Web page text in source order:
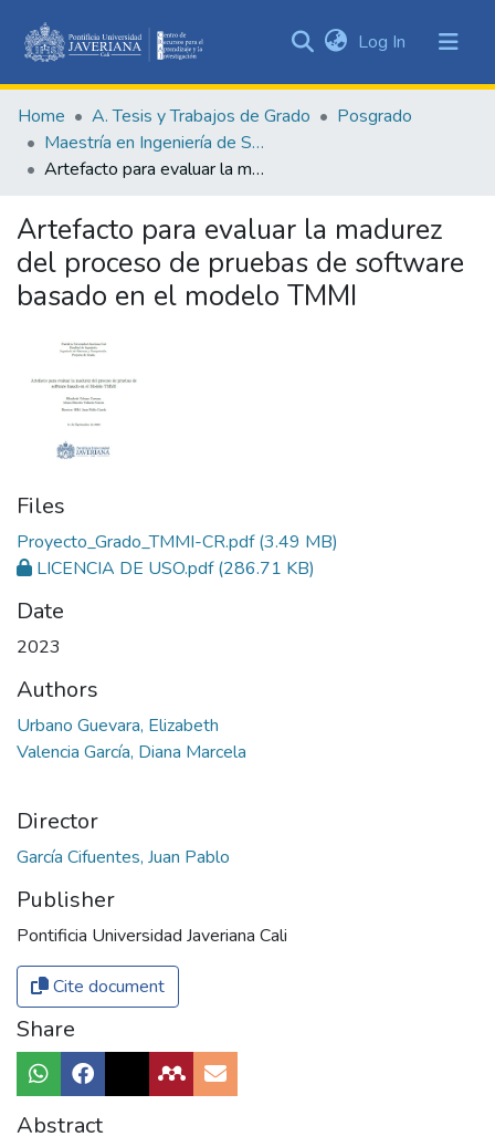
&
Collections
All of DSpace
Statistics
Log In (current)
Home A. Tesis y Trabajos de Grado
Posgrado
Maestría en Ingeniería de Software
Artefacto para evaluar la madurez del proceso de pruebas de software basado en el modelo TMMI
Artefacto para evaluar la madurez
del proceso de pruebas de software
basado en el modelo TMMI
Files
Proyecto_Grado_TMMI-CR.pdf(3.49 MB)
LICENCIA DE USO.pdf(286.71 KB)
Date
2023
Authors
Urbano Guevara, Elizabeth
Valencia García, Diana Marcela
Director
García Cifuentes, Juan Pablo
Publisher
Pontificia Universidad Javeriana Cali
Cite document
Share
Abstract